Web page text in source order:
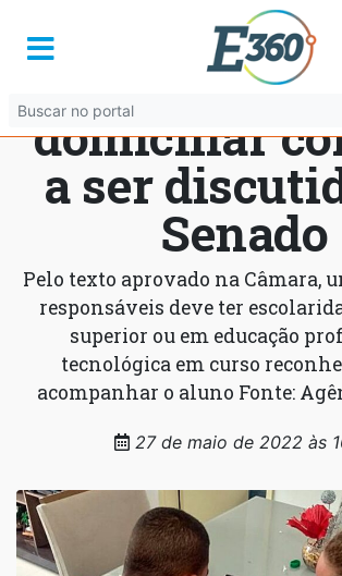
Projeto que
educação
domiciliar
a ser
Senado
Pelo texto aprovado na Câmara,
responsáveis deve ter
superior ou em educação
tecnológica em curso
acompanhar o aluno Fonte:
27 de maio de 2022 às